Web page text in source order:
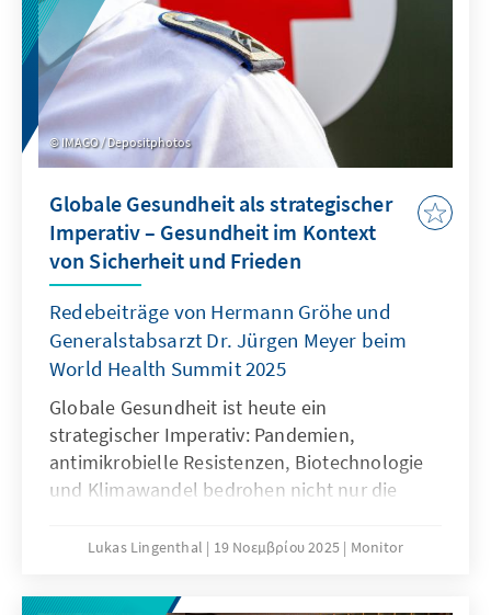
IMAGO / Depositphotos
Globale Gesundheit als strategischer
Imperativ – Gesundheit im Kontext
von Sicherheit und Frieden
Redebeiträge von Hermann Gröhe und
Generalstabsarzt Dr. Jürgen Meyer beim
World Health Summit 2025
Globale Gesundheit ist heute ein
strategischer Imperativ: Pandemien,
antimikrobielle Resistenzen, Biotechnologie
und Klimawandel bedrohen nicht nur die
Sicherheit und Stabilität weltweit. Die
gehaltenen Redebeiträge analysieren, wie
Lukas Lingenthal 19 Νοεμβρίου 2025 Monitor